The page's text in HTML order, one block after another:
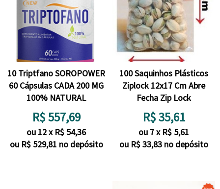
10 Triptfano SOROPOWER
60 Cápsulas CADA 200 MG
100% NATURAL
R$557,69
ou 12x R$ 54,36
ou R$ 529,81 no depósito
100 Saquinhos Plásticos
Ziplock 12x17 Cm Abre
Fecha Zip Lock
R$35,61
ou 7x R$ 5,61
ou R$33,83 no depósito